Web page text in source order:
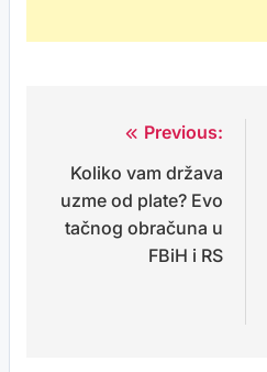
navigation
Previous:
Koliko vam država
uzme od plate? Evo
tačnog obračuna u
FBiH i RS